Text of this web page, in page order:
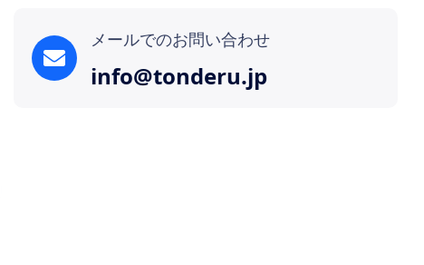
メールでのお問い合わせ
info@tonderu.jp